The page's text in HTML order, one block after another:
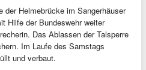
der Helmebrücke im Sangerhäuser
Hilfe der Bundeswehr weiter
Das Ablassen der Talsperre
Im Laufe des Samstags
und verbaut.